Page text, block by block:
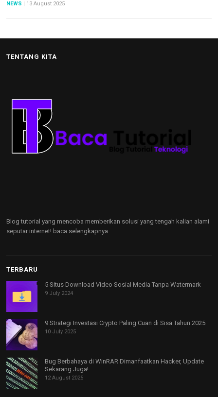
NEWS 13 August 2025
TENTANG KITA
Blog tutorial yang mencoba memberikan solusi yang tengah kalian alami
seputar internet! baca selengkapnya
TERBARU
5 Situs Download Video Sosial Media Tanpa Watermark
9 July 2024
9 Strategi Investasi Crypto Paling Cuan di Sisa Tahun 2025
10 July 2025
Bug Berbahaya di WinRAR Dimanfaatkan Hacker, Update
Sekarang Juga!
12 August 2025